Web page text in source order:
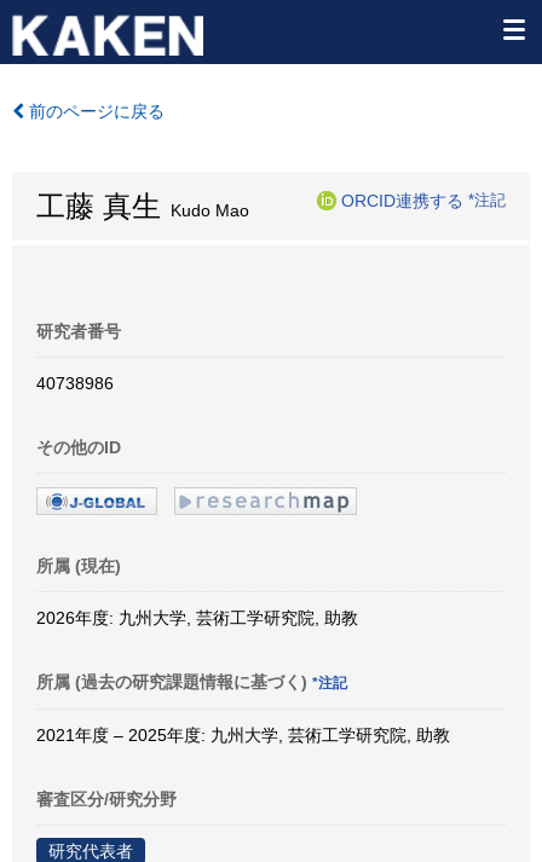
前のページに戻る
工藤 真生 Kudo Mao
ORCID連携する *注記
研究者番号
40738986
その他のID
所属 (現在)
2026年度: 九州大学, 芸術工学研究院, 助教
所属 (過去の研究課題情報に基づく) *注記
2021年度 – 2025年度: 九州大学, 芸術工学研究院, 助教
審査区分/研究分野
研究代表者